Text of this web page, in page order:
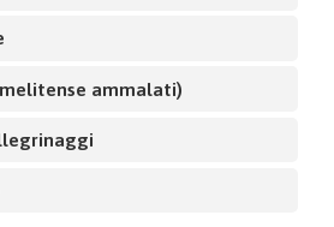
ammalati)